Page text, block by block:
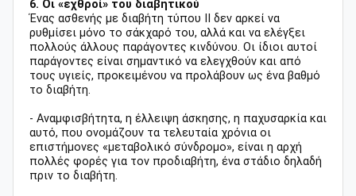
6. Οι «εχθροί» του διαβητικού
Ένας ασθενής με διαβήτη τύπου ΙΙ δεν αρκεί να
ρυθμίσει μόνο το σάκχαρό του, αλλά και να ελέγξει
πολλούς άλλους παράγοντες κινδύνου. Οι ίδιοι αυτοί
παράγοντες είναι σημαντικό να ελεγχθούν και από
τους υγιείς, προκειμένου να προλάβουν ως ένα βαθμό
το διαβήτη.
- Αναμφισβήτητα, η έλλειψη άσκησης, η παχυσαρκία και
αυτό, που ονομάζουν τα τελευταία χρόνια οι
επιστήμονες «μεταβολικό σύνδρομο», είναι η αρχή
πολλές φορές για τον προδιαβήτη, ένα στάδιο δηλαδή
πριν το διαβήτη.